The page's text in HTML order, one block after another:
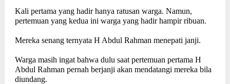
Kali pertama yang hadir hanya ratusan warga. Namun,
pertemuan yang kedua ini warga yang hadir hampir ribuan.
Mereka senang ternyata H Abdul Rahman menepati janji.
Warga masih ingat bahwa dulu saat pertemuan pertama H
Abdul Rahman pernah berjanji akan mendatangi mereka bila
diundang.